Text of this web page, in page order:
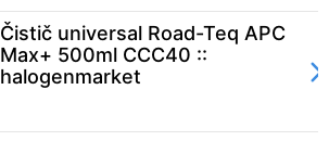
Čistič universal Road-Teq APC
Max+ 500ml CCC40 ::
halogenmarket